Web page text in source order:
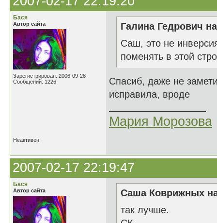
Бася
Автор сайта
Зарегистрирован: 2006-09-28
Сообщений: 1226
Галина Гедрович
Саш, это не
поменять в этой
Спасиб, даже не
исправила, вроде
Мария Морозова
Неактивен
2007-02-17 22:19:47
Бася
Автор сайта
Саша Коврижных
так лучше.